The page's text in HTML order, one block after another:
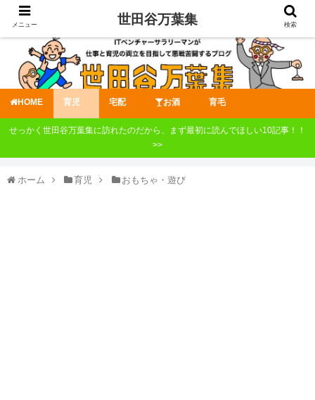
HOME 育児 宅配 お酒 育毛
せっかく世田谷万葉集に訪れたのだから、まず最初に読んでほしい10記事！！
>>
ホーム 育児 おもちゃ・遊び
メニュー 世田谷万葉集 検索